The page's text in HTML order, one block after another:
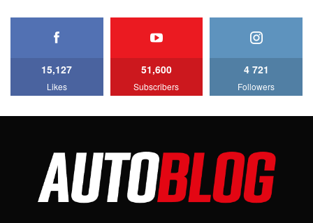
AutoBlog.MD
15:08
Noul Geely EX2 / Test Drive AutoBlog.MD
15:22
15,127
Likes
51,600
Subscribers
4 721
Followers